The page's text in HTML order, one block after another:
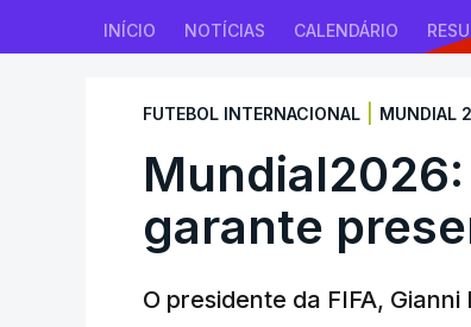
INÍCIO NOTÍCIAS CALENDÁRIO
FUTEBOL INTERNACIONAL MUNDIAL
Mundial2026:
garante
O presidente da FIFA,